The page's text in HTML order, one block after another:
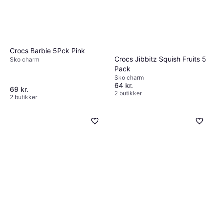
Crocs Barbie 5Pck Pink
Sko charm
69 kr.
2 butikker
Crocs Jibbitz Squish Fruits 5
Pack
Sko charm
64 kr.
2 butikker